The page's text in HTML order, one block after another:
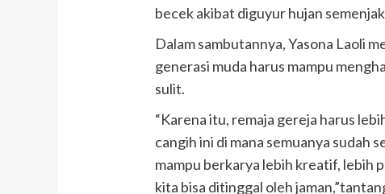
becek akibat diguyur hujan
Dalam sambutannya, Yasona Laoli
generasi muda harus mampu
sulit.
“Karena itu, remaja gereja harus
cangih ini di mana semuanya
mampu berkarya lebih kreatif, lebih
kita bisa ditinggal oleh